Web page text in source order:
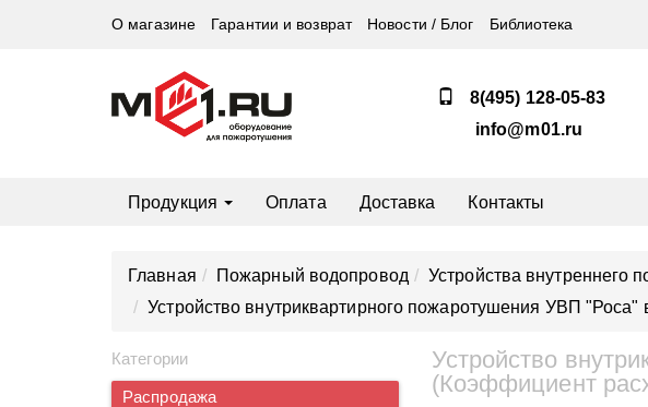
О магазине Гарантии и возврат Новости / Блог Библиотека
8(495) 128-05-83
info@m01.ru
Продукция Оплата Доставка Контакты
Главная Пожарный водопровод
Устройства внутреннего
Устройство внутриквартирного пожаротушения УВП
Категории
Распродажа
Устройство
(Коэффициент